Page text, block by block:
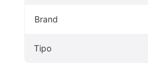
Brand
Tipo